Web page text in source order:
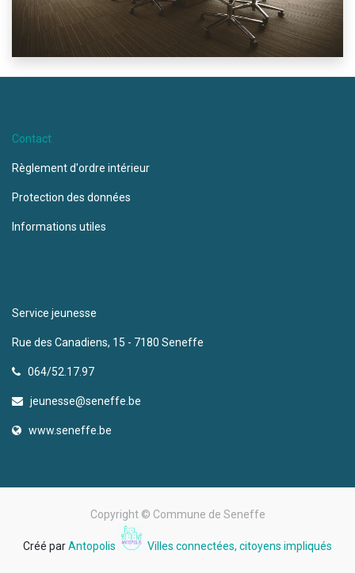
Contact
Règlement d'ordre intérieur
Protection des données
Informations utiles
Service jeunesse
Rue des Canadiens, 15 - 7180 Seneffe
064/52.17.97
jeunesse@seneffe.be
www.seneffe.be
Copyright © Commune de Seneffe
Créé parAntopolis Villes connectées, citoyens impliqués